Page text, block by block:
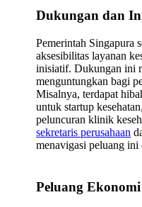
Dukungan dan
Pemerintah Singapura
aksesibilitas layanan
inisiatif. Dukungan ini
menguntungkan bagi
Misalnya, terdapat
untuk startup
peluncuran klinik
sekretaris perusahaan
menavigasi peluang ini
Peluang